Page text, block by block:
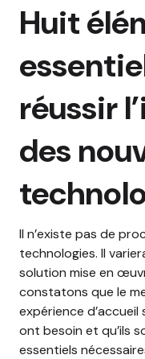
Huit
réussir
des
Il n’existe pas de
technologies. Il
solution mise en
constatons que le
expérience
ont besoin et qu’ils
essentiels